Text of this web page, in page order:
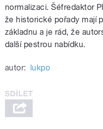
normalizaci. Šéfredaktor
že historické pořady mají
základnu a je rád, že
další pestrou nabídku.
autor: lukpo